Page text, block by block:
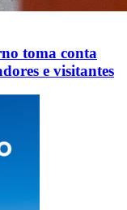
toma conta
e visitantes